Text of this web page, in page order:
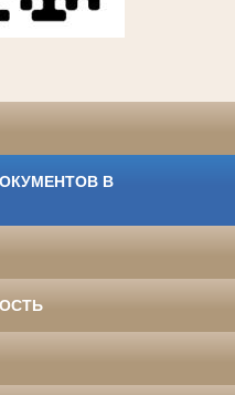
В